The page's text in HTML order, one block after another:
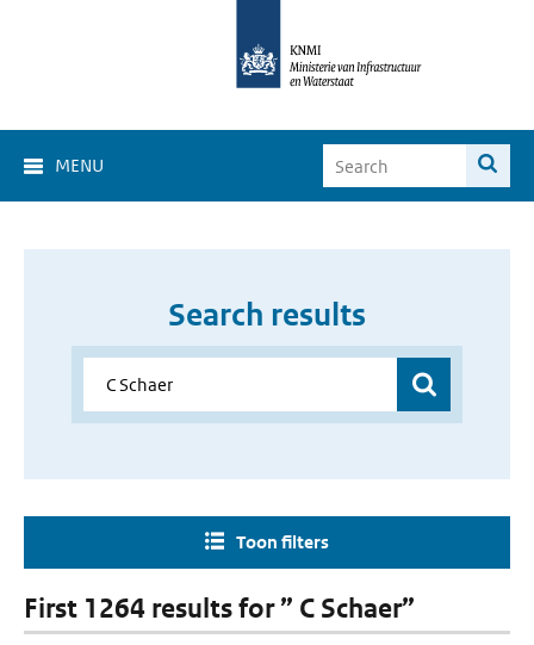
MENU
Search results
Toon filters
First 1264 results for ” C Schaer”